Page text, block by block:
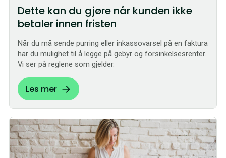
Dette kan du gjøre når kunden ikke
betaler innen fristen
Når du må sende purring eller inkassovarsel på en faktura
har du mulighet til å legge på gebyr og forsinkelsesrenter.
Vi ser på reglene som gjelder.
Les mer